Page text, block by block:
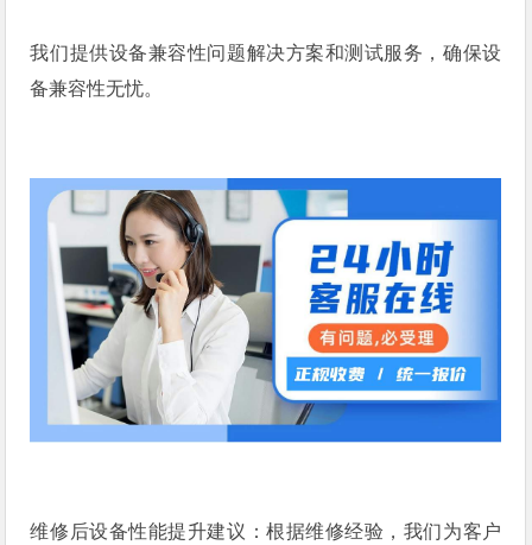
我们提供设备兼容性问题解决方案和测试服务，确保设
备兼容性无忧。
维修后设备性能提升建议：根据维修经验，我们为客户